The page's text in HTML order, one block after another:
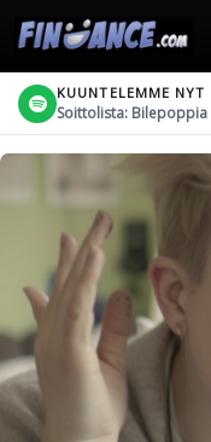
KUUNTELEMME NYT
Soittolista: Bilepoppia